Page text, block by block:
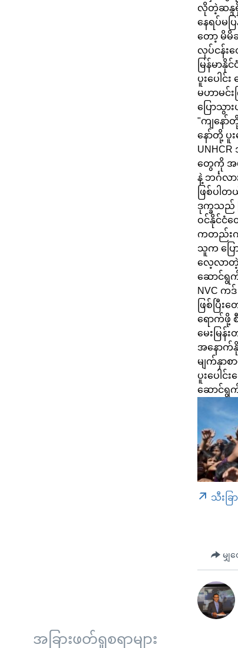
လိုတဲ့ဆန္ဒ
နေရပ်မ
တော့ မိမိ
လုပ်ငန်း
မြန်မ
ပူးပေါင်
မဟာမင်
ပြောသွာ
"ကျနော်
နော်တို့ ပူ
တွေကို အဟ
နဲ့ ဘင်္ဂလ
ဖြစ်ပါတ
ဒုက္ခသည်
ဝင်နိုင်ငံတွ
ကတည်းက
သူက ပြ
လေ့လာတဲ့
ဆောင်ရွ
NVC က
ဖြစ်ပြီ
ရောက်ဖို့
မေးမြန်
အနောက်
မျက်နှာ
ပူးပေါ
ဆောင်ရွက်
သီးခ
မျှဝ
အခြားဖတ်ရှုစရာများ